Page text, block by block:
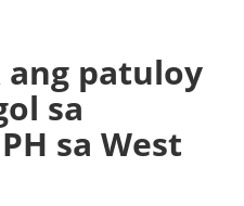
ang patuloy
sa
sa West